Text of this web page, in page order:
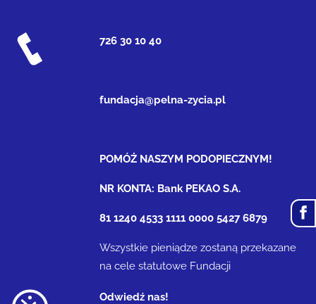
726 30 10 40
fundacja@pelna-zycia.pl
POMÓŻ NASZYM PODOPIECZNYM!
NR KONTA: Bank PEKAO S.A.
81 1240 4533 1111 0000 5427 6879
Wszystkie pieniądze zostaną przekazane
na cele statutowe Fundacji
Odwiedź nas!